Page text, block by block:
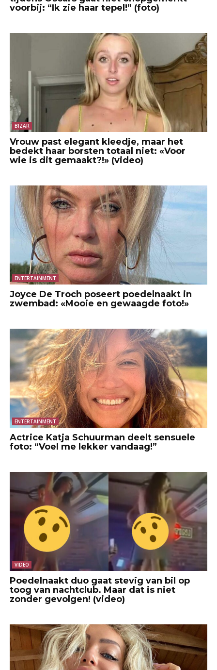
voorbij: “Ik zie haar tepel!” (foto)
BIZAR
Vrouw past elegant kleedje, maar het
bedekt haar borsten totaal niet: «Voor
wie is dit gemaakt?!» (video)
ENTERTAINMENT
Joyce De Troch poseert poedelnaakt in
zwembad: «Mooie en gewaagde foto!»
ENTERTAINMENT
Actrice Katja Schuurman deelt sensuele
foto: “Voel me lekker vandaag!”
VIDEO
Poedelnaakt duo gaat stevig van bil op
toog van nachtclub. Maar dat is niet
zonder gevolgen! (video)